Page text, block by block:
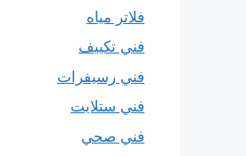
فلاتر مياه
فني تكييف
فني رسيفرات
فني ستلايت
فني صحي